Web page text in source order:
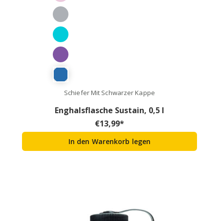
Schiefer Mit Schwarzer Kappe
Enghalsflasche Sustain, 0,5 l
€13,99*
In den Warenkorb legen